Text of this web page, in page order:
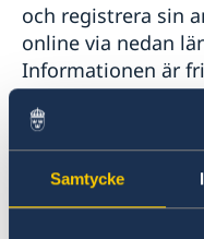
Samtycke
Legaliseringar
Pass och ID-kort
Nya pass och
2022
Gifta sig utomlands
Aktuella händelser
Allmänna
Terrorism
Naturförhållanden
Hälso- och sjukvård
Lokala lagar och
Kriminalitet och
Trafiksäkerhet
Resa i landet
och registrera sin
online via nedan
Informationen är
användas i
Anmäl dig på